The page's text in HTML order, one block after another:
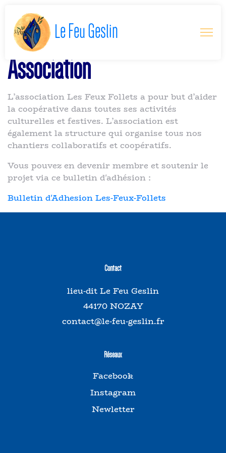
Le Feu Geslin
Association
L’association Les Feux Follets a pour but d’aider
la coopérative dans toutes ses activités
culturelles et festives. L’association est
également la structure qui organise tous nos
chantiers collaboratifs et coopératifs.
Vous pouvez en devenir membre et soutenir le
projet via ce bulletin d'adhésion :
Bulletin d'Adhesion Les-Feux-Follets
Contact
lieu-dit Le Feu Geslin
44170 NOZAY
contact@le-feu-geslin.fr
Réseaux
Facebook
Instagram
Newletter